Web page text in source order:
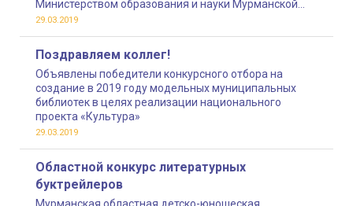
Министерством образования и науки Мурманской
области, Комитетом по культуре и искусству
образования
29.03.2019
Поздравляем коллег!
Объявлены победители конкурсного отбора на
создание в 2019 году модельных муниципальных
библиотек в целях реализации национального
проекта «Культура»
29.03.2019
Областной конкурс литературных
буктрейлеров